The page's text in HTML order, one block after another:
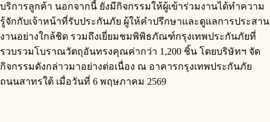
บริการลูกค้า นอกจากนี้ ยังมีกิจกรรมให้ผู้เข้าร่วมงานได้ทำความ
รู้จักกับเจ้าหน้าที่รับประกันภัย ผู้ให้คำปรึกษาและดูแลการประสาน
งานอย่างใกล้ชิด รวมถึงเยี่ยมชมพิพิธภัณฑ์กรุงเทพประกันภัยที่
รวบรวมโบราณวัตถุอันทรงคุณค่ากว่า 1,200 ชิ้น โดยบริษัทฯ จัด
กิจกรรมดังกล่าวมาอย่างต่อเนื่อง ณ อาคารกรุงเทพประกันภัย
ถนนสาทรใต้ เมื่อวันที่ 6 พฤษภาคม 2569